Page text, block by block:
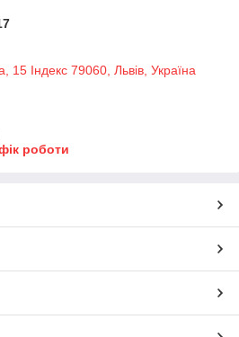
15 Індекс 79060, Львів, Україна
роботи